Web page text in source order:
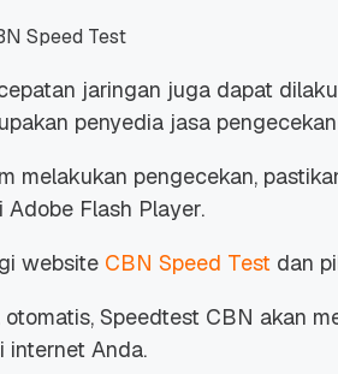
Speed Test
jaringan juga dapat
penyedia jasa
melakukan pengecekan,
Adobe Flash Player.
website CBN Speed Test dan
otomatis, Speedtest CBN akan
internet Anda.